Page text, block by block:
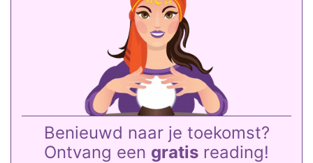
Benieuwd naar je toekomst?
Ontvang een gratis reading!